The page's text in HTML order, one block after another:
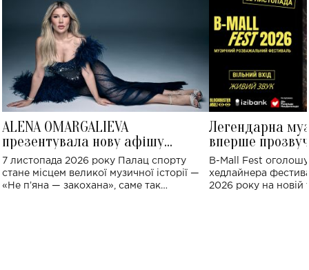
ALENA OMARGALIEVA
презентувала нову афішу
великого концерту в Палаці
спорту
7 листопада 2026 року Палац спорту
стане місцем великої музичної історії —
«Не пʼяна — закохана», саме так
Легендарна
вперше
Україні: де
B-Mall Fest
хедлайнера
2026 року на новій